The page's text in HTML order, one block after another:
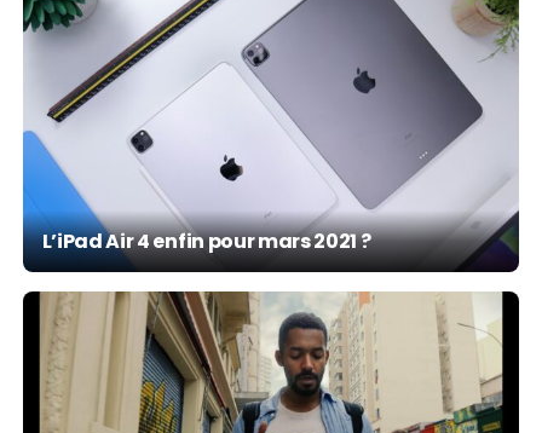
L’iPad Air 4 enfin pour mars 2021 ?